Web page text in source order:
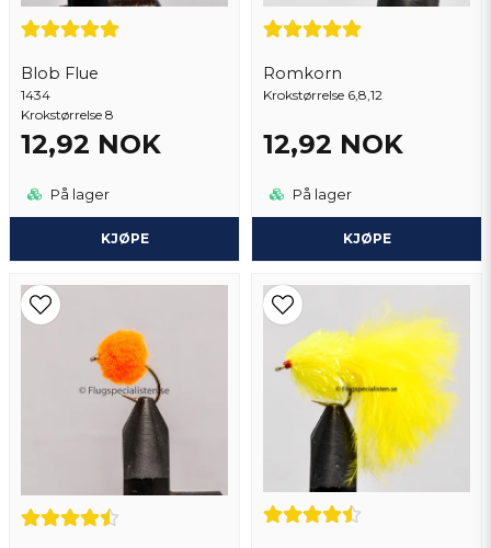
Blob Flue
1434
Krokstørrelse 8
12,92 NOK
På lager
KJØPE
Romkorn
Krokstørrelse 6,8,12
12,92 NOK
På lager
KJØPE
Send spørsmål
3 år siden